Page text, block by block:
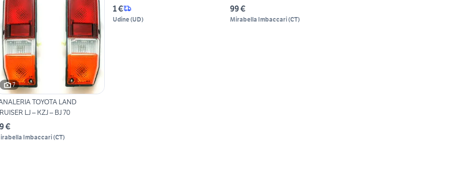
7
TOYOTA LAND
LJ – KZJ – BJ 70
€
Imbaccari(CT)
1 €
Udine(UD)
99 €
Mirabella Imbaccari(CT)